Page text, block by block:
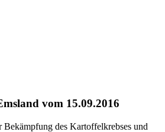
vom 15.09.2016
des Kartoffelkrebses und